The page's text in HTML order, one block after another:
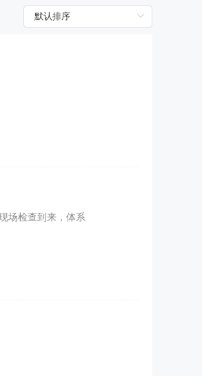
场检查到来，体系